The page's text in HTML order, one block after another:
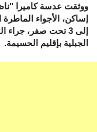
ووثقت عدسة كاميرا
إساكن، الأجواء
إلى 3 تحت صفر،
الجبلية بإقليم الحسيمة.